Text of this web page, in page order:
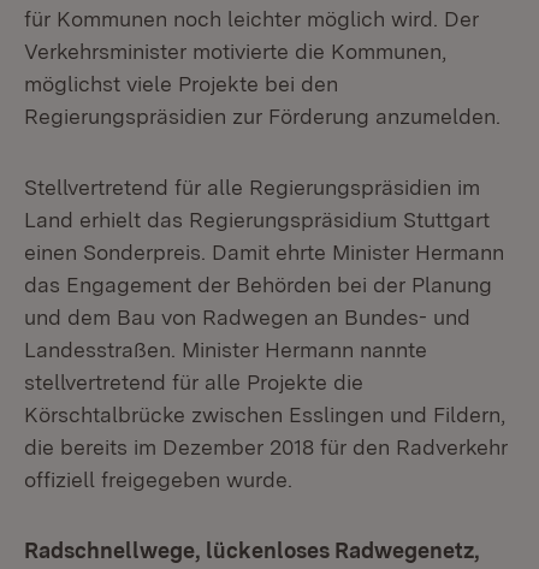
für Kommunen noch leichter möglich wird. Der
Verkehrsminister motivierte die Kommunen,
möglichst viele Projekte bei den
Regierungspräsidien zur Förderung anzumelden.
Stellvertretend für alle Regierungspräsidien im
Land erhielt das Regierungspräsidium Stuttgart
einen Sonderpreis. Damit ehrte Minister Hermann
das Engagement der Behörden bei der Planung
und dem Bau von Radwegen an Bundes- und
Landesstraßen. Minister Hermann nannte
stellvertretend für alle Projekte die
Körschtalbrücke zwischen Esslingen und Fildern,
die bereits im Dezember 2018 für den Radverkehr
offiziell freigegeben wurde.
Radschnellwege, lückenloses Radwegenetz,